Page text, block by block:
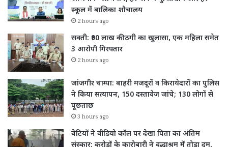
स्कूल में बालिका शौचालय
2 hours ago
सक्ती: ₹90 लाख की ठगी का खुलासा, एक महिला समेत
3 आरोपी गिरफ्तार
2 hours ago
जांजगीर चाम्पा: बाहरी मजदूरों व किरायेदारों का पुलिस
ने किया सत्यापन, 150 दस्तावेज जांचे; 130 लोगों से
पूछताछ
3 hours ago
बेटियों ने वीडियो कॉल पर देखा पिता का अंतिम